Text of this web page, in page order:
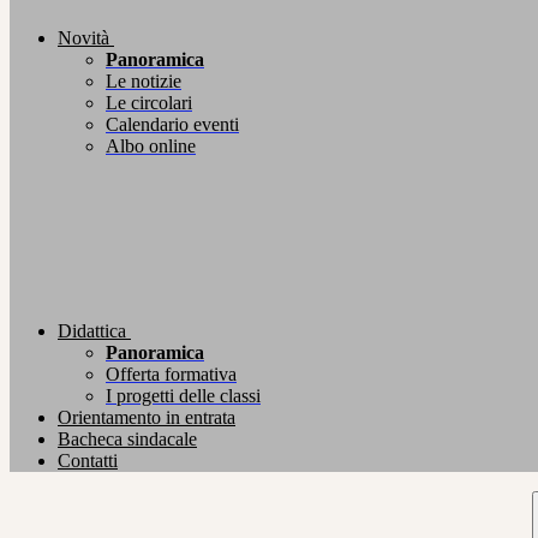
Novità
Panoramica
Le notizie
Le circolari
Calendario eventi
Albo online
Didattica
Panoramica
Offerta formativa
I progetti delle classi
Orientamento in entrata
Bacheca sindacale
Contatti